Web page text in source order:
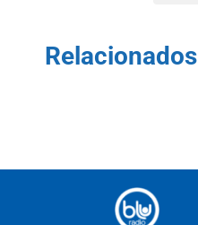
Relacionados